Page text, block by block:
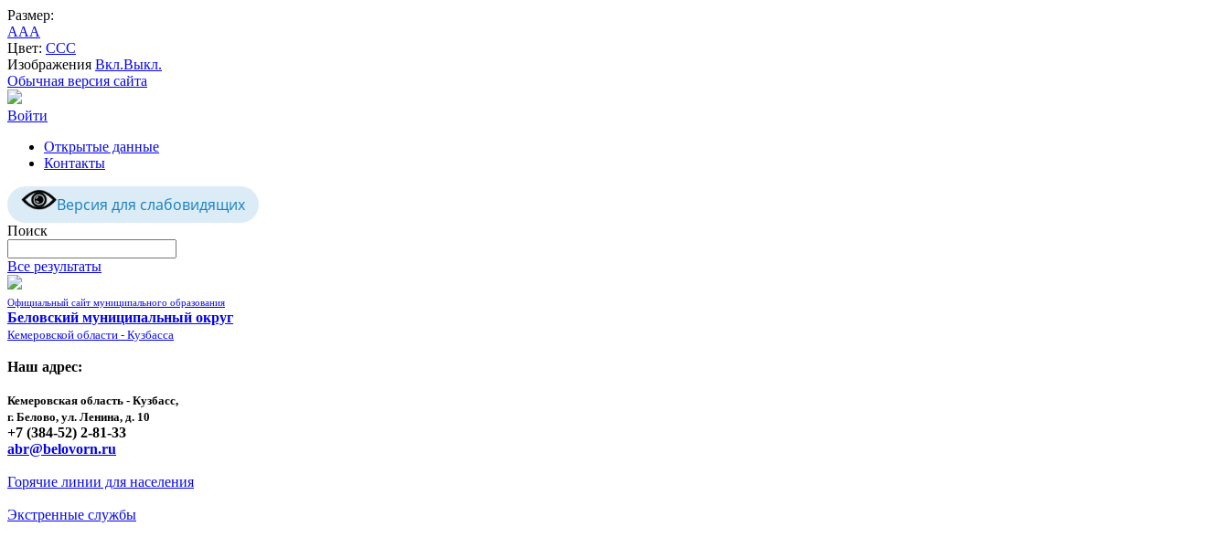
Размер:
AAA
Цвет: CCC
Изображения Вкл.Выкл.
Обычная версия сайта
Войти
Открытые данные
Контакты
Версия для слабовидящих
Поиск
Все результаты
Официальный сайт муниципального образования
Беловский муниципальный округ
Кемеровской области - Кузбасса
Наш адрес:
Кемеровская область - Кузбасс,
г. Белово, ул. Ленина, д. 10
+7 (384-52) 2-81-33
abr@belovorn.ru
Горячие линии для населения
Экстренные службы